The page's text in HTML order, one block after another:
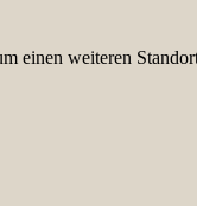
einen weiteren